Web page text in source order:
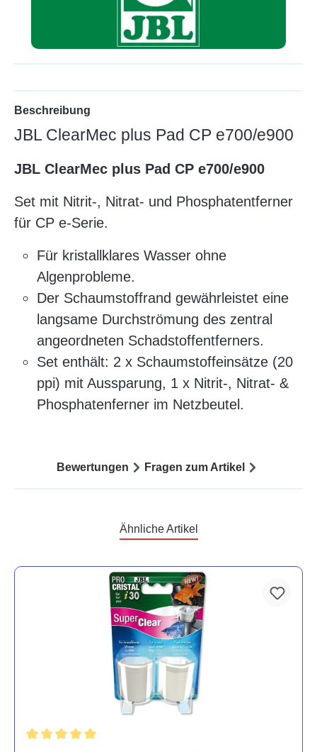
Beschreibung
JBL ClearMec plus Pad CP e700/e900
JBL ClearMec plus Pad CP e700/e900
Set mit Nitrit-, Nitrat- und Phosphatentferner
für CP e-Serie.
Für kristallklares Wasser ohne
Algenprobleme.
Der Schaumstoffrand gewährleistet eine
langsame Durchströmung des zentral
angeordneten Schadstoffentferners.
Set enthält: 2 x Schaumstoffeinsätze (20
ppi) mit Aussparung, 1 x Nitrit-, Nitrat- &
Phosphatenferner im Netzbeutel.
Bewertungen Fragen zum Artikel
Ähnliche Artikel